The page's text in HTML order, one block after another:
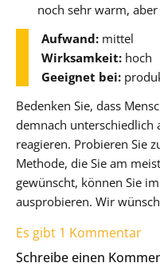
noch sehr warm,
Aufwand: mittel
Wirksamkeit: hoch
Geeignet bei:
Bedenken Sie, dass
demnach unterschiedlich
reagieren. Probieren Sie
Methode, die Sie am
gewünscht, können Sie
ausprobieren. Wir
Es gibt 1 Kommentar
Schreibe einen